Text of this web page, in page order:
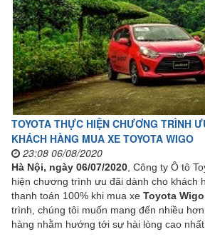
TOYOTA THỰC HIỆN CHƯƠNG TRÌNH
KHÁCH HÀNG MUA XE TOYOTA WIGO
23:08 06/08/2020
Hà Nội, ngày 06/07/2020 , Công ty Ô tô
hiện chương trình ưu đãi dành cho khách
thanh toán 100% khi mua xe Toyota Wigo
trình, chúng tôi muốn mang đến nhiều
hàng nhằm hướng tới sự hài lòng cao nhất.